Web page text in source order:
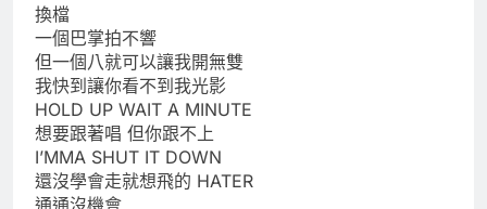
換檔
一個巴掌拍不響
但一個八就可以讓我開無雙
我快到讓你看不到我光影
HOLD UP WAIT A MINUTE
想要跟著唱 但你跟不上
I’MMA SHUT IT DOWN
還沒學會走就想飛的 HATER